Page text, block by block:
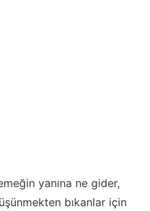
yanına ne gider,
bıkanlar için